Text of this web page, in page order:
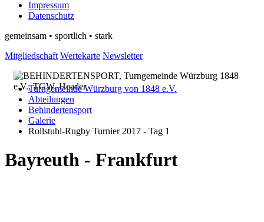
Impressum
Datenschutz
gemeinsam • sportlich • stark
Mitgliedschaft Wertekarte Newsletter
Turngemeinde Würzburg von 1848 e.V.
Abteilungen
Behindertensport
Galerie
Rollstuhl-Rugby Turnier 2017 - Tag 1
Bayreuth - Frankfurt